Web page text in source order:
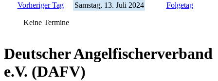
Vorheriger Tag Samstag, 13. Juli 2024 Folgetag
Keine Termine
Deutscher Angelfischerverband
e.V. (DAFV)